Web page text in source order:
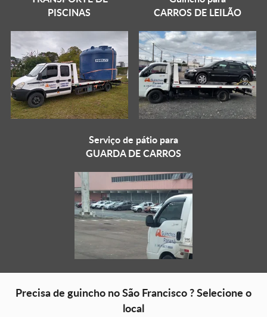
PISCINAS
CARROS DE LEILÃO
Serviço de pátio para
GUARDA DE CARROS
Precisa de guincho no São Francisco ? Selecione o
local